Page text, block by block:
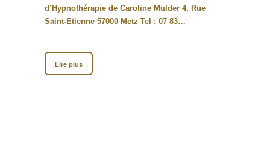
d’Hypnothérapie de Caroline Mulder 4, Rue
Saint-Etienne 57000 Metz Tel : 07 83…
Lire plus